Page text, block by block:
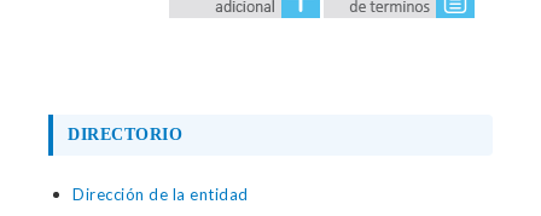
DIRECTORIO
Dirección de la entidad